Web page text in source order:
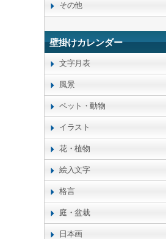
その他
壁掛けカレンダー
文字月表
風景
ペット・動物
イラスト
花・植物
絵入文字
格言
庭・盆栽
日本画